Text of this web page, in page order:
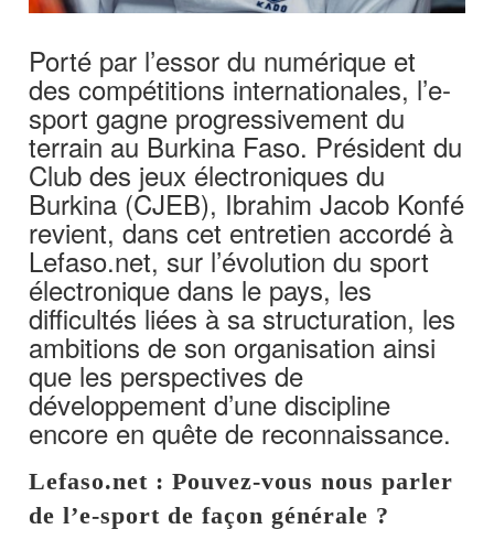
Porté par l’essor du numérique et
des compétitions internationales, l’e-
sport gagne progressivement du
terrain au Burkina Faso. Président du
Club des jeux électroniques du
Burkina (CJEB), Ibrahim Jacob Konfé
revient, dans cet entretien accordé à
Lefaso.net, sur l’évolution du sport
électronique dans le pays, les
difficultés liées à sa structuration, les
ambitions de son organisation ainsi
que les perspectives de
développement d’une discipline
encore en quête de reconnaissance.
Lefaso.net : Pouvez-vous nous parler
de l’e-sport de façon générale ?